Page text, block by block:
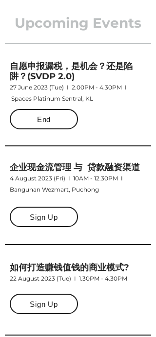
Upcoming Events
自愿申报漏税，是机会？还是陷
阱？(SVDP 2.0)
27 June 2023 (Tue) I 2.00PM - 4.30PM I
Spaces Platinum Sentral, KL
End
企业现金流管理 与 贷款融资渠道
4 August 2023 (Fri) I 10AM - 12.30PM I
Bangunan Wezmart, Puchong
Sign Up
如何打造赚钱值钱的商业模式?
22 August 2023 (Tue) I 1.30PM - 4.30PM
Sign Up